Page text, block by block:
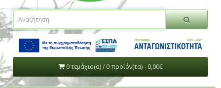
0 τεμάχιο(α) / 0 προϊόν(τα) - 0,00€